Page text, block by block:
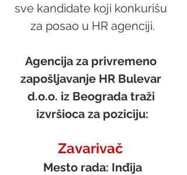
sve kandidate koji konkurišu
za posao u HR agenciji.
Agencija za privremeno
zapošljavanje HR Bulevar
d.o.o. iz Beograda traži
izvršioca za poziciju:
Zavarivač
Mesto rada: Inđija